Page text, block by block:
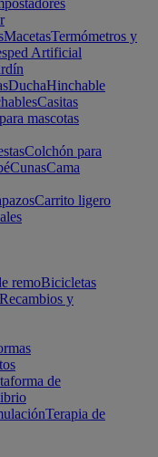
MacetasTermómetros y
Artificial
DuchaHinchable
Casitas
mascotas
Colchón para
CunasCama
Carrito ligero
remoBicicletas
Recambios y
de
Terapia de